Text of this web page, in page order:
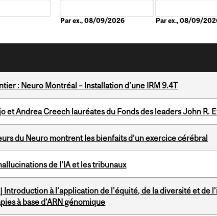
Par ex., 08/09/2026 Par ex., 08/09/
: Neuro Montréal – Installation d’une IRM 9.4T
et Andrea Creech lauréates du Fonds des leaders John R.
du Neuro montrent les bienfaits d’un exercice cérébral
de l'IA et les tribunaux
Introduction à l’application de l’équité, de la diversité et de
à base d’ARN génomique